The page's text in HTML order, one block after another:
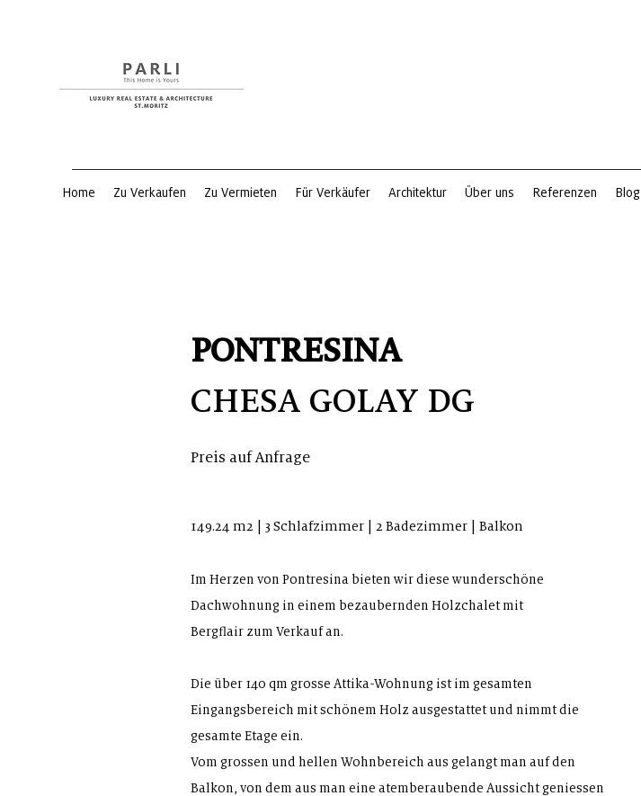
Home Zu Verkaufen Zu Vermieten Für Verkäufer Architektur Über uns Referenzen Blog
PONTRESINA
CHESA GOLAY DG
Preis auf Anfrage
149.24 m2 | 3 Schlafzimmer | 2 Badezimmer | Balkon
Im Herzen von Pontresina bieten wir diese wunderschöne
Dachwohnung in einem bezaubernden Holzchalet mit
Bergflair zum Verkauf an.
Die über 140 qm grosse Attika-Wohnung ist im gesamten
Eingangsbereich mit schönem Holz ausgestattet und nimmt die
gesamte Etage ein.
Vom grossen und hellen Wohnbereich aus gelangt man auf den
Balkon, von dem aus man eine atemberaubende Aussicht geniessen